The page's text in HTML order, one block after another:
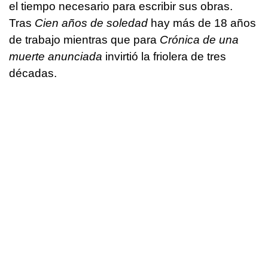
el tiempo necesario para escribir sus obras.
Tras Cien años de soledad hay más de 18 años
de trabajo mientras que para Crónica de una
muerte anunciada invirtió la friolera de tres
décadas.